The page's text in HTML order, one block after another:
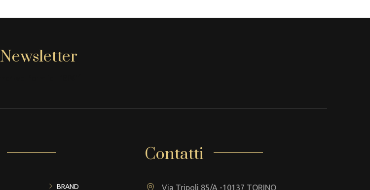
Newsletter
BRAND
Contatti
Via Tripoli 85/A -10137 TORINO